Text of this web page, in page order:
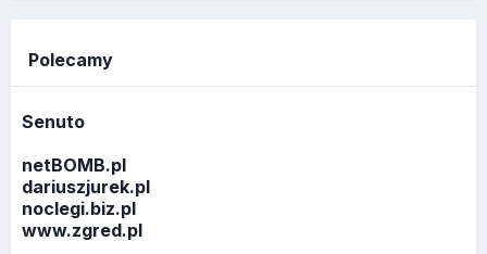
Polecamy
Senuto
netBOMB.pl
dariuszjurek.pl
noclegi.biz.pl
www.zgred.pl